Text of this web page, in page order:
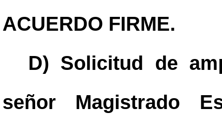
ACUERDO FIRME.
D) Solicitud de
señor Magistrado